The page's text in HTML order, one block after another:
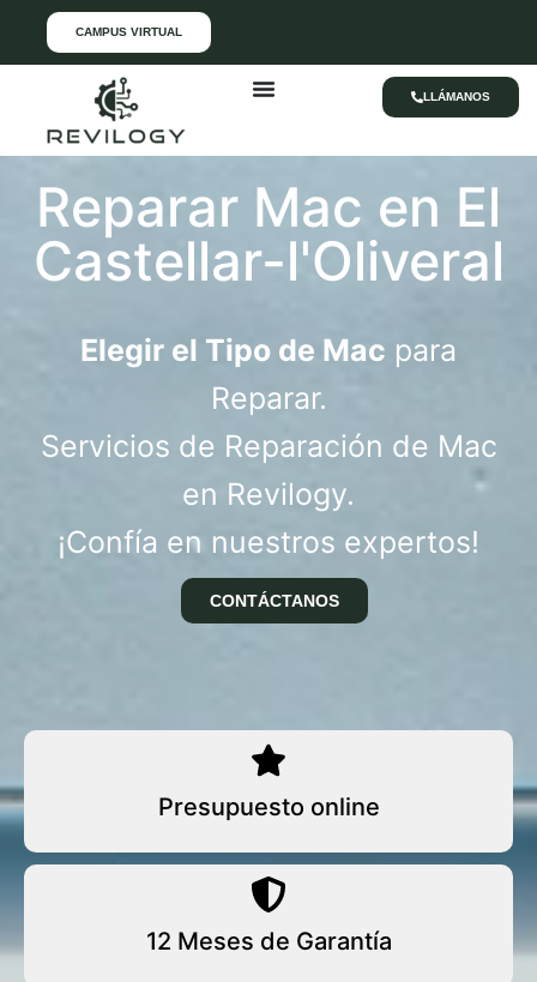
CAMPUS VIRTUAL
LLÁMANOS
Reparar Mac en El
Castellar-l'Oliveral
Elegir el Tipo de Mac para
Reparar.
Servicios de Reparación de Mac
en Revilogy.
¡Confía en nuestros expertos!
CONTÁCTANOS
Presupuesto online
12 Meses de Garantía